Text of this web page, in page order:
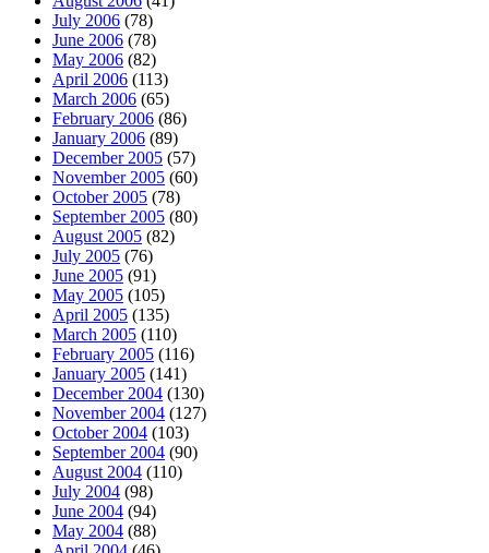
July 2006 (78)
June 2006 (78)
May 2006 (82)
April 2006 (113)
March 2006 (65)
February 2006 (86)
January 2006 (89)
December 2005 (57)
November 2005 (60)
October 2005 (78)
September 2005 (80)
August 2005 (82)
July 2005 (76)
June 2005 (91)
May 2005 (105)
April 2005 (135)
March 2005 (110)
February 2005 (116)
January 2005 (141)
December 2004 (130)
November 2004 (127)
October 2004 (103)
September 2004 (90)
August 2004 (110)
July 2004 (98)
June 2004 (94)
May 2004 (88)